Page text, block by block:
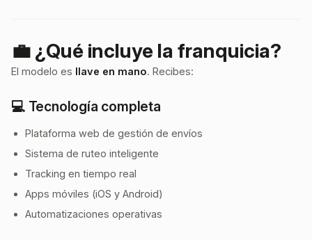
💼 ¿Qué incluye la franquicia?
El modelo es llave en mano. Recibes:
💻 Tecnología completa
Plataforma web de gestión de envíos
Sistema de ruteo inteligente
Tracking en tiempo real
Apps móviles (iOS y Android)
Automatizaciones operativas